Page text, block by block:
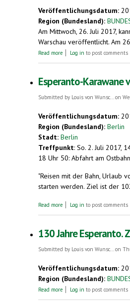
Veröffentlichungsdatum:
Region (Bundesland):
Am Mittwoch, 26. Juli 2017,
Warschau veröffentlicht. Am
Read more about Esperanto-Bund
Log in to post comments
Esperanto-Karawane
Submitted by Louis von Wunsc... on
Veröffentlichungsdatum:
Region (Bundesland): Berlin
Stadt: Berlin
Treffpunkt: So. 2. Juli 2017,
18 Uhr 50: Abfahrt am
"Reisen mit der Bahn, Urlaub
starten werden. Ziel ist der
Read more about Esperanto-Karawane
Log in to post comments
130 Jahre Esperanto.
Submitted by Louis von Wunsc... on
Veröffentlichungsdatum:
Region (Bundesland):
Read more about 130 Jahre Esperanto.
Log in to post comments